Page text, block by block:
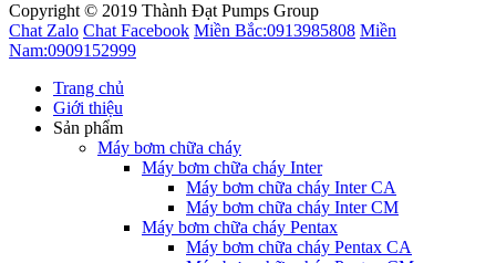
Copyright © 2019 Thành Đạt Pumps Group
Chat Zalo Chat Facebook Miền Bắc:0913985808 Miền
Nam:0909152999
Trang chủ
Giới thiệu
Sản phẩm
Máy bơm chữa cháy
Máy bơm chữa cháy Inter
Máy bơm chữa cháy Inter CA
Máy bơm chữa cháy Inter CM
Máy bơm chữa cháy Pentax
Máy bơm chữa cháy Pentax CA